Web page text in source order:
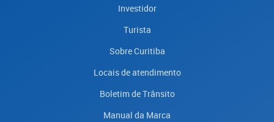
Investidor
Turista
Sobre Curitiba
Locais de atendimento
Boletim de Trânsito
Manual da Marca